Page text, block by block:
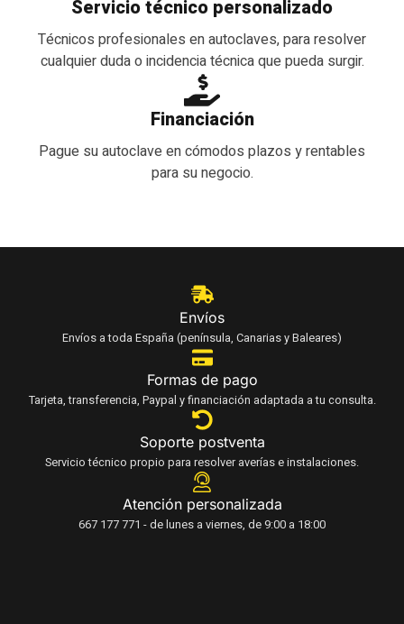
Servicio técnico personalizado
Técnicos profesionales en autoclaves, para resolver
cualquier duda o incidencia técnica que pueda surgir.
Financiación
Pague su autoclave en cómodos plazos y rentables
para su negocio.
Envíos
Envíos a toda España (península, Canarias y Baleares)
Formas de pago
Tarjeta, transferencia, Paypal y financiación adaptada a tu consulta.
Soporte postventa
Servicio técnico propio para resolver averías e instalaciones.
Atención personalizada
667 177 771 - de lunes a viernes, de 9:00 a 18:00